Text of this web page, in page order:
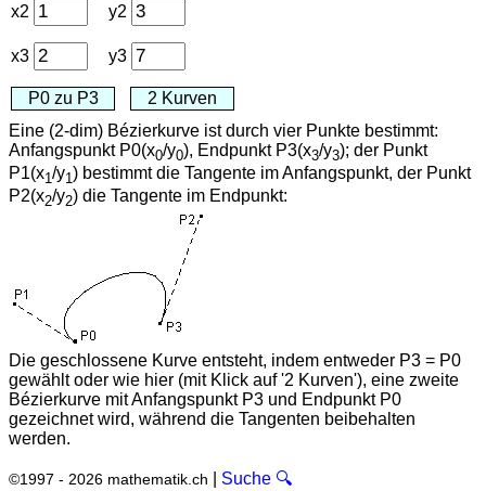
x2 y2
x3 y3
Eine (2-dim) Bézierkurve ist durch vier Punkte bestimmt:
Anfangspunkt P0(x0/y0), Endpunkt P3(x3/y3); der Punkt
P1(x1/y1) bestimmt die Tangente im Anfangspunkt, der Punkt
P2(x2/y2) die Tangente im Endpunkt:
Die geschlossene Kurve entsteht, indem entweder P3 = P0
gewählt oder wie hier (mit Klick auf '2 Kurven'), eine zweite
Bézierkurve mit Anfangspunkt P3 und Endpunkt P0
gezeichnet wird, während die Tangenten beibehalten
werden.
©1997 - 2026 mathematik.ch Suche 🔍